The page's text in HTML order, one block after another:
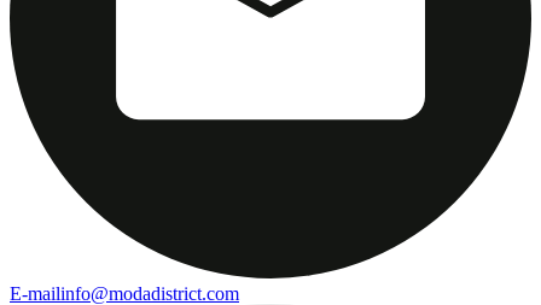
E-mailinfo@modadistrict.com